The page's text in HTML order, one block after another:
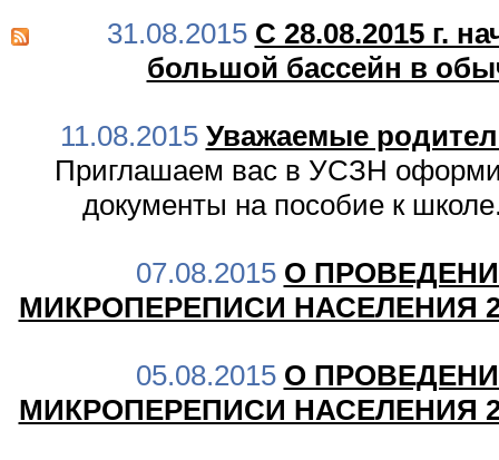
31.08.2015 С 28.08.2015 г.
большой бассейн в
11.08.2015 Уважаемые
Приглашаем вас в УСЗН
документы на пособие к
07.08.2015 О
МИКРОПЕРЕПИСИ НАСЕЛЕНИЯ
05.08.2015 О
МИКРОПЕРЕПИСИ НАСЕЛЕНИЯ